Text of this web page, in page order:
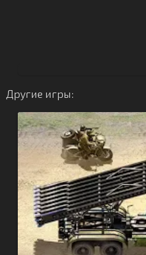
Другие игры: